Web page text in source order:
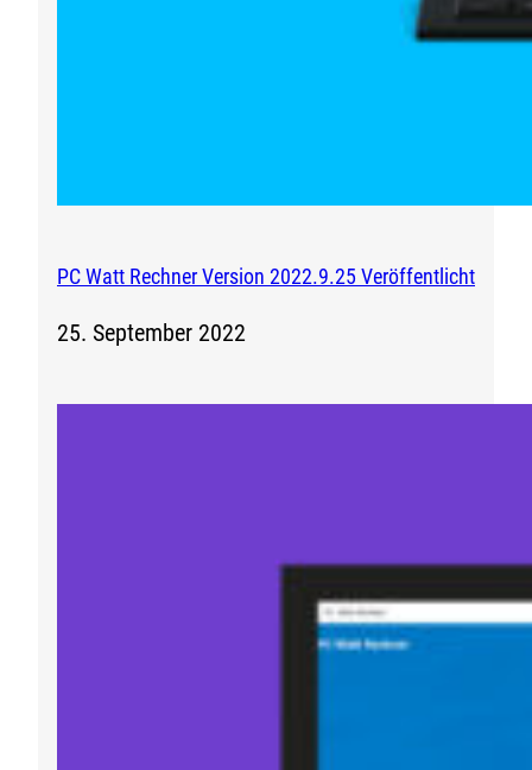
PC Watt Rechner Version 2022.9.25 Veröffentlicht
25. September 2022